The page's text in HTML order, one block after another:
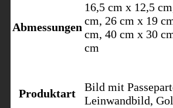
Abmessungen
16,5 cm x 12,5
cm, 26 cm x 19
cm, 40 cm x 30
cm
Produktart
Bild mit
Leinwandbild,